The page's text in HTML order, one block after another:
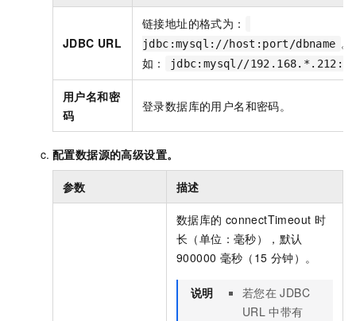
JDBC URL
链接地址的格式为：
jdbc:mysql://host:port/dbname 。
如：
jdbc:mysql//
用户名和密
码
登录数据库的用户名和密码。
配置数据源的高级设置。
参数 描述
数据库的 connectTimeout 时
长（单位：毫秒），默认
900000 毫秒（15 分钟）。
说明 若您在 JDBC
URL 中带有